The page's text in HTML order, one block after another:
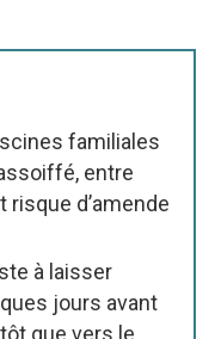
familiales
entre
risque d’amende
à laisser
jours avant
que vers le